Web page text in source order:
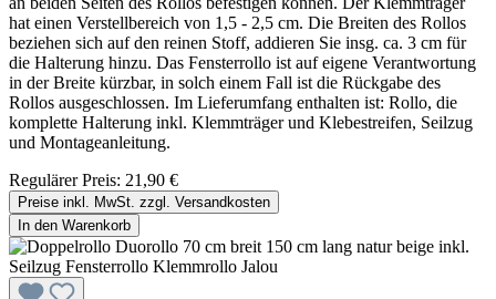
hat einen Verstellbereich von 1,5 - 2,5 cm. Die Breiten des Rollos
beziehen sich auf den reinen Stoff, addieren Sie insg. ca. 3 cm für
die Halterung hinzu. Das Fensterrollo ist auf eigene Verantwortung
in der Breite kürzbar, in solch einem Fall ist die Rückgabe des
Rollos ausgeschlossen. Im Lieferumfang enthalten ist: Rollo, die
komplette Halterung inkl. Klemmträger und Klebestreifen, Seilzug
und Montageanleitung.
Regulärer Preis: 21,90 €
Preise inkl. MwSt. zzgl. Versandkosten
In den Warenkorb